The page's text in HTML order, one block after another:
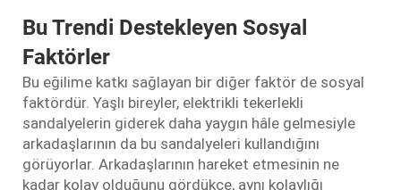
Bu Trendi Destekleyen Sosyal
Faktörler
Bu eğilime katkı sağlayan bir diğer faktör de sosyal
faktördür. Yaşlı bireyler, elektrikli tekerlekli
sandalyelerin giderek daha yaygın hâle gelmesiyle
arkadaşlarının da bu sandalyeleri kullandığını
görüyorlar. Arkadaşlarının hareket etmesinin ne
kadar kolay olduğunu gördükçe, aynı kolaylığı